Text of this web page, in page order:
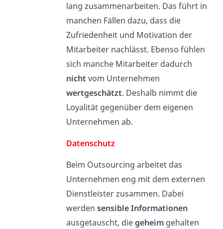
lang zusammenarbeiten. Das führt in
manchen Fällen dazu, dass die
Zufriedenheit und Motivation der
Mitarbeiter nachlässt. Ebenso fühlen
sich manche Mitarbeiter dadurch
nicht vom Unternehmen
wertgeschätzt. Deshalb nimmt die
Loyalität gegenüber dem eigenen
Unternehmen ab.
Datenschutz
Beim Outsourcing arbeitet das
Unternehmen eng mit dem externen
Dienstleister zusammen. Dabei
werdensensible Informationen
ausgetauscht, diegeheim gehalten